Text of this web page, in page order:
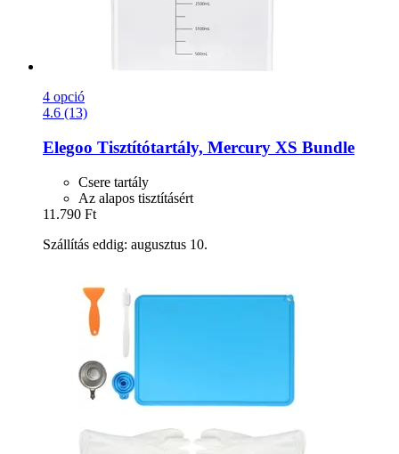
4 opció
4.6 (13)
Elegoo Tisztítótartály, Mercury XS Bundle
Csere tartály
Az alapos tisztításért
11.790 Ft
Szállítás eddig: augusztus 10.